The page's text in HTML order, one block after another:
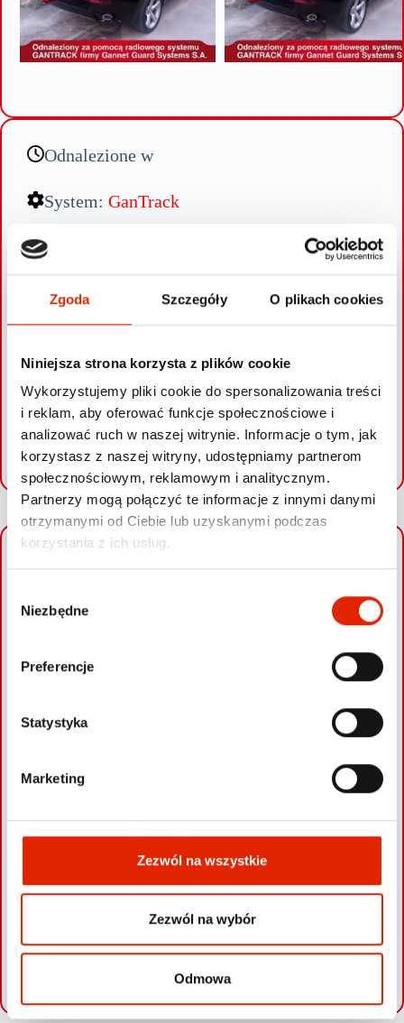
Zgoda Szczegóły O plikach cookies
Niniejsza strona korzysta z plików cookie
Wykorzystujemy pliki cookie do spersonalizowania treści
i reklam, aby oferować funkcje społecznościowe i
analizować ruch w naszej witrynie. Informacje o tym, jak
korzystasz z naszej witryny, udostępniamy partnerom
społecznościowym, reklamowym i analitycznym.
Partnerzy mogą połączyć te informacje z innymi danymi
otrzymanymi od Ciebie lub uzyskanymi podczas
korzystania z ich usług.
Niezbędne
Preferencje
Statystyka
Marketing
Zezwól na wszystkie
Zezwól na wybór
Odmowa
Odnalezione w
System: GanTrack
Skradzione BMW X6 w woj. Wielkopolskim zlokalizowane.
Centrala alarmowa przyjęła zgłoszenie kradzieży w godzinach
nocnych i natychmiast rozpoczęła akcję namierzania. Dzięki
szybkiej reakcji ekipy Gannet Guard Systems i niezawodności
zgłoszeniu.
SPRAWDŹ SWOJE AUTO
+
Leaflet |©